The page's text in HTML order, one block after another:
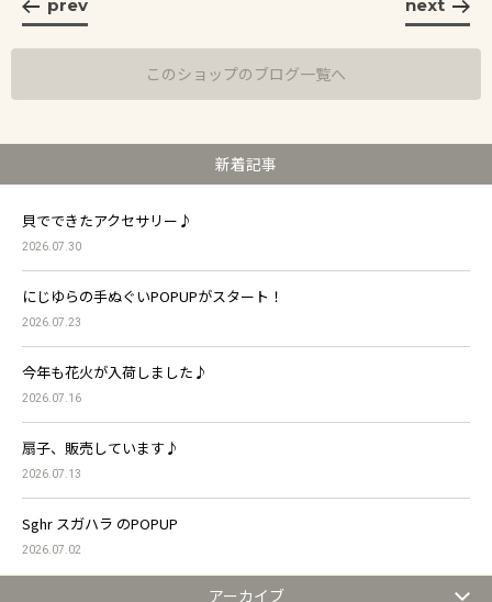
prev next
このショップのブログ一覧へ
新着記事
貝でできたアクセサリー♪
2026.07.30
にじゆらの手ぬぐいPOPUPがスタート！
2026.07.23
今年も花火が入荷しました♪
2026.07.16
扇子、販売しています♪
2026.07.13
Sghr スガハラ のPOPUP
2026.07.02
アーカイブ